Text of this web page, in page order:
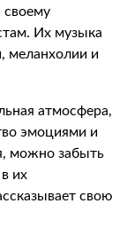
своему
Их музыка
меланхолии и
атмосфера,
эмоциями и
можно забыть
их
свою